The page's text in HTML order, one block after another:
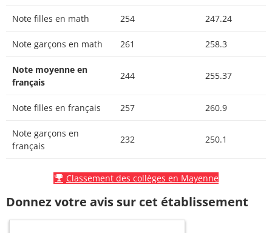
Note filles en math 254 247.24
Note garçons en math 261 258.3
Note moyenne en
français
244 255.37
Note filles en français 257 260.9
Note garçons en
français
232 250.1
Classement des collèges en Mayenne
Donnez votre avis sur cet établissement